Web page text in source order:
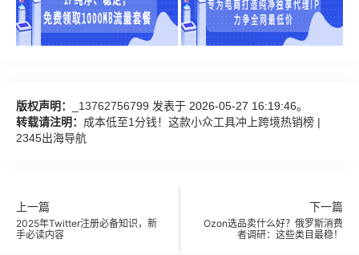
版权声明： _13762756799 发表于 2026-05-27 16:19:46。
转载请注明： 成本低至1分钱！这款小众工具冲上跨境热销榜 |
2345出海导航
上一篇
2025年Twitter注册必备知识，新
手必读内容
下一篇
Ozon选品卖什么好？俄罗斯消费
者调研：这些类目最稳！